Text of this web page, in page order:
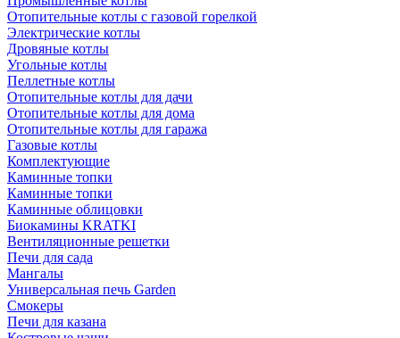
Отопительные котлы с газовой горелкой
Электрические котлы
Дровяные котлы
Угольные котлы
Пеллетные котлы
Отопительные котлы для дачи
Отопительные котлы для дома
Отопительные котлы для гаража
Газовые котлы
Комплектующие
Каминные топки
Каминные топки
Каминные облицовки
Биокамины KRATKI
Вентиляционные решетки
Печи для сада
Мангалы
Универсальная печь Garden
Смокеры
Печи для казана